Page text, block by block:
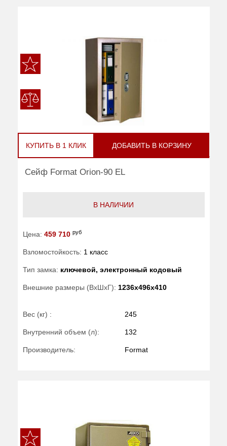
КУПИТЬ В 1 КЛИК ДОБАВИТЬ В КОРЗИНУ
Сейф Format Orion-90 EL
В НАЛИЧИИ
Цена: 459 710 руб
Взломостойкость: 1 класс
Тип замка: ключевой, электронный кодовый
Внешние размеры (ВхШхГ): 1236x496x410
Вес (кг) : 245
Внутренний объем (л): 132
Производитель: Format